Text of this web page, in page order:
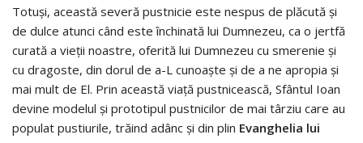
Totuși, această severă pustnicie este nespus de plăcută și
de dulce atunci când este închinată lui Dumnezeu, ca o jertfă
curată a vieții noastre, oferită lui Dumnezeu cu smerenie și
cu dragoste, din dorul de a-L cunoaște și de a ne apropia și
mai mult de El. Prin această viață pustnicească, Sfântul Ioan
devine modelul și prototipul pustnicilor de mai târziu care au
populat pustiurile, trăind adânc și din plin Evanghelia lui